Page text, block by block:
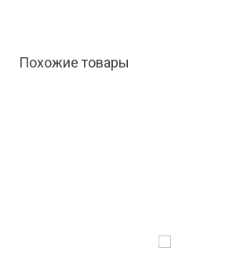
Похожие товары